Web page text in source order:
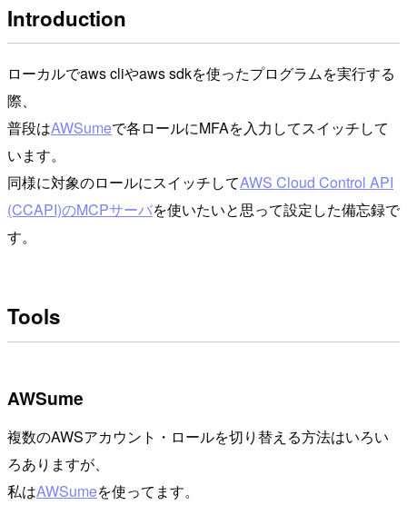
Introduction
ローカルでaws cliやaws sdkを使ったプログラムを実行する
際、
普段はAWSumeで各ロールにMFAを入力してスイッチして
います。
同様に対象のロールにスイッチしてAWS Cloud Control API
(CCAPI)のMCPサーバを使いたいと思って設定した備忘録で
す。
Tools
AWSume
複数のAWSアカウント・ロールを切り替える方法はいろい
ろありますが、
私はAWSumeを使ってます。